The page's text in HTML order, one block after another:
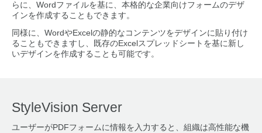
らに、Wordファイルを基に、本格的な企業向けフォームのデザ
インを作成することもできます。
同様に、WordやExcelの静的なコンテンツをデザインに貼り付け
ることもできますし、既存のExcelスプレッドシートを基に新し
いデザインを作成することも可能です。
StyleVision Server
ユーザーがPDFフォームに情報を入力すると、組織は高性能な機